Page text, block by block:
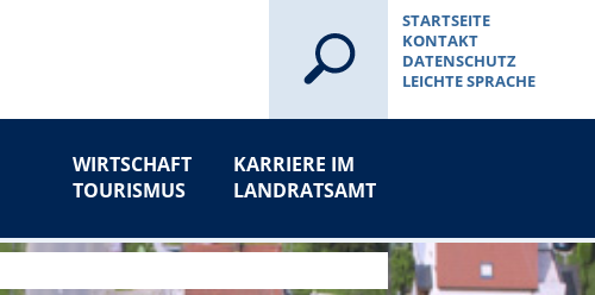
STARTSEITE
KONTAKT
DATENSCHUTZ
LEICHTE SPRACHE
WIRTSCHAFT
TOURISMUS
KARRIERE IM
LANDRATSAMT